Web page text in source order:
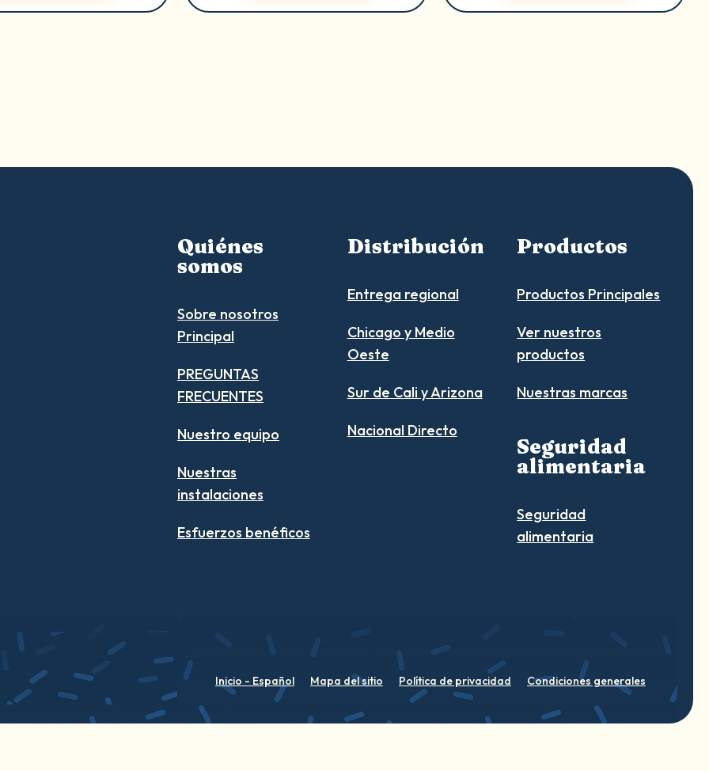
Quiénes
somos
Sobre nosotros
Principal
PREGUNTAS
FRECUENTES
Nuestro equipo
Nuestras
instalaciones
Esfuerzos benéficos
Distribución
Entrega regional
Chicago y Medio
Oeste
Sur de Cali y Arizona
Nacional Directo
Productos
Productos Principales
Ver nuestros
productos
Nuestras marcas
Seguridad
alimentaria
Seguridad
alimentaria
Inicio - Español Mapa del sitio Política de privacidad Condiciones generales